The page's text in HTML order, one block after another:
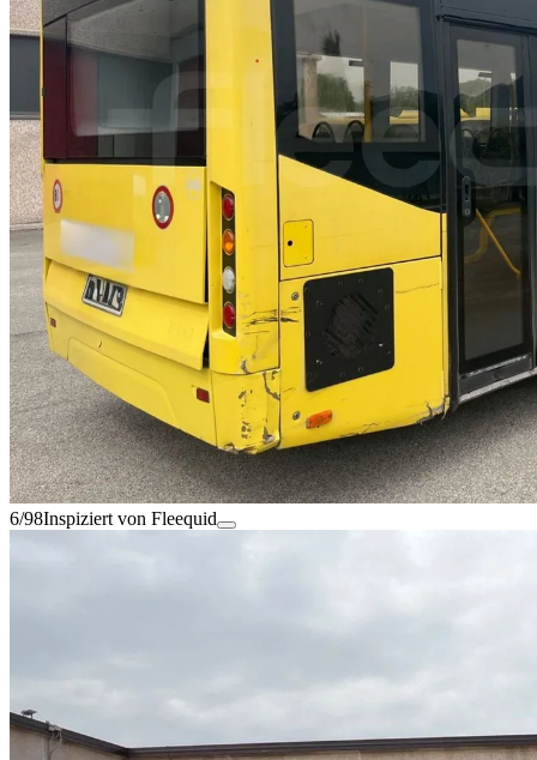
6/98Inspiziert von Fleequid